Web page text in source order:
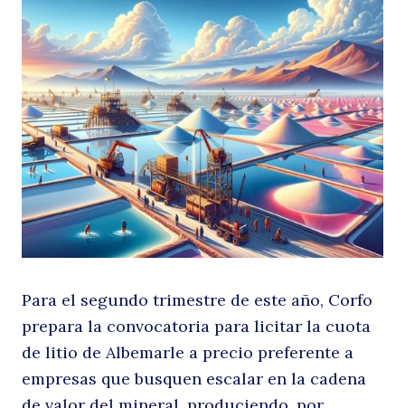
la
Para el segundo trimestre de este año, Corfo
prepara la convocatoria para licitar la cuota
de litio de Albemarle a precio preferente a
empresas que busquen escalar en la cadena